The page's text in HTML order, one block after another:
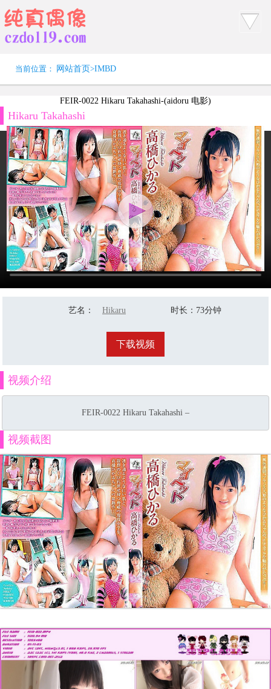
当前位置： 网站首页>IMBD
FEIR-0022 Hikaru Takahashi-(aidoru 电影)
Hikaru Takahashi
艺名 ： Hikaru
Takahashi
时长 ：73分钟
下载视频
视频介绍
FEIR-0022 Hikaru Takahashi –
视频截图